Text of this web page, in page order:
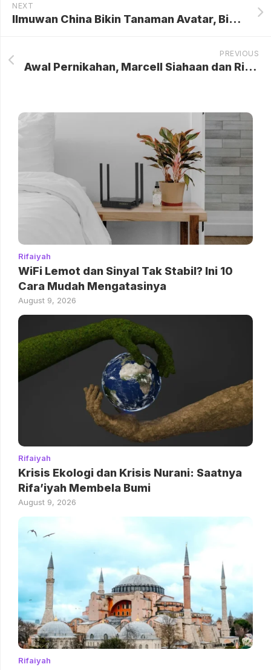
NEXT
Ilmuwan China Bikin Tanaman Avatar, Bisa Menyala Gantikan Lampu Kota
PREVIOUS
Awal Pernikahan, Marcell Siahaan dan Rima Melati Diuji Masalah Finansial dan Tekanan Sosial yang Menguatkan Ikatan Mereka
Rifaiyah
WiFi Lemot dan Sinyal Tak Stabil? Ini 10
Cara Mudah Mengatasinya
August 9, 2026
Rifaiyah
Krisis Ekologi dan Krisis Nurani: Saatnya
Rifa’iyah Membela Bumi
August 9, 2026
Rifaiyah